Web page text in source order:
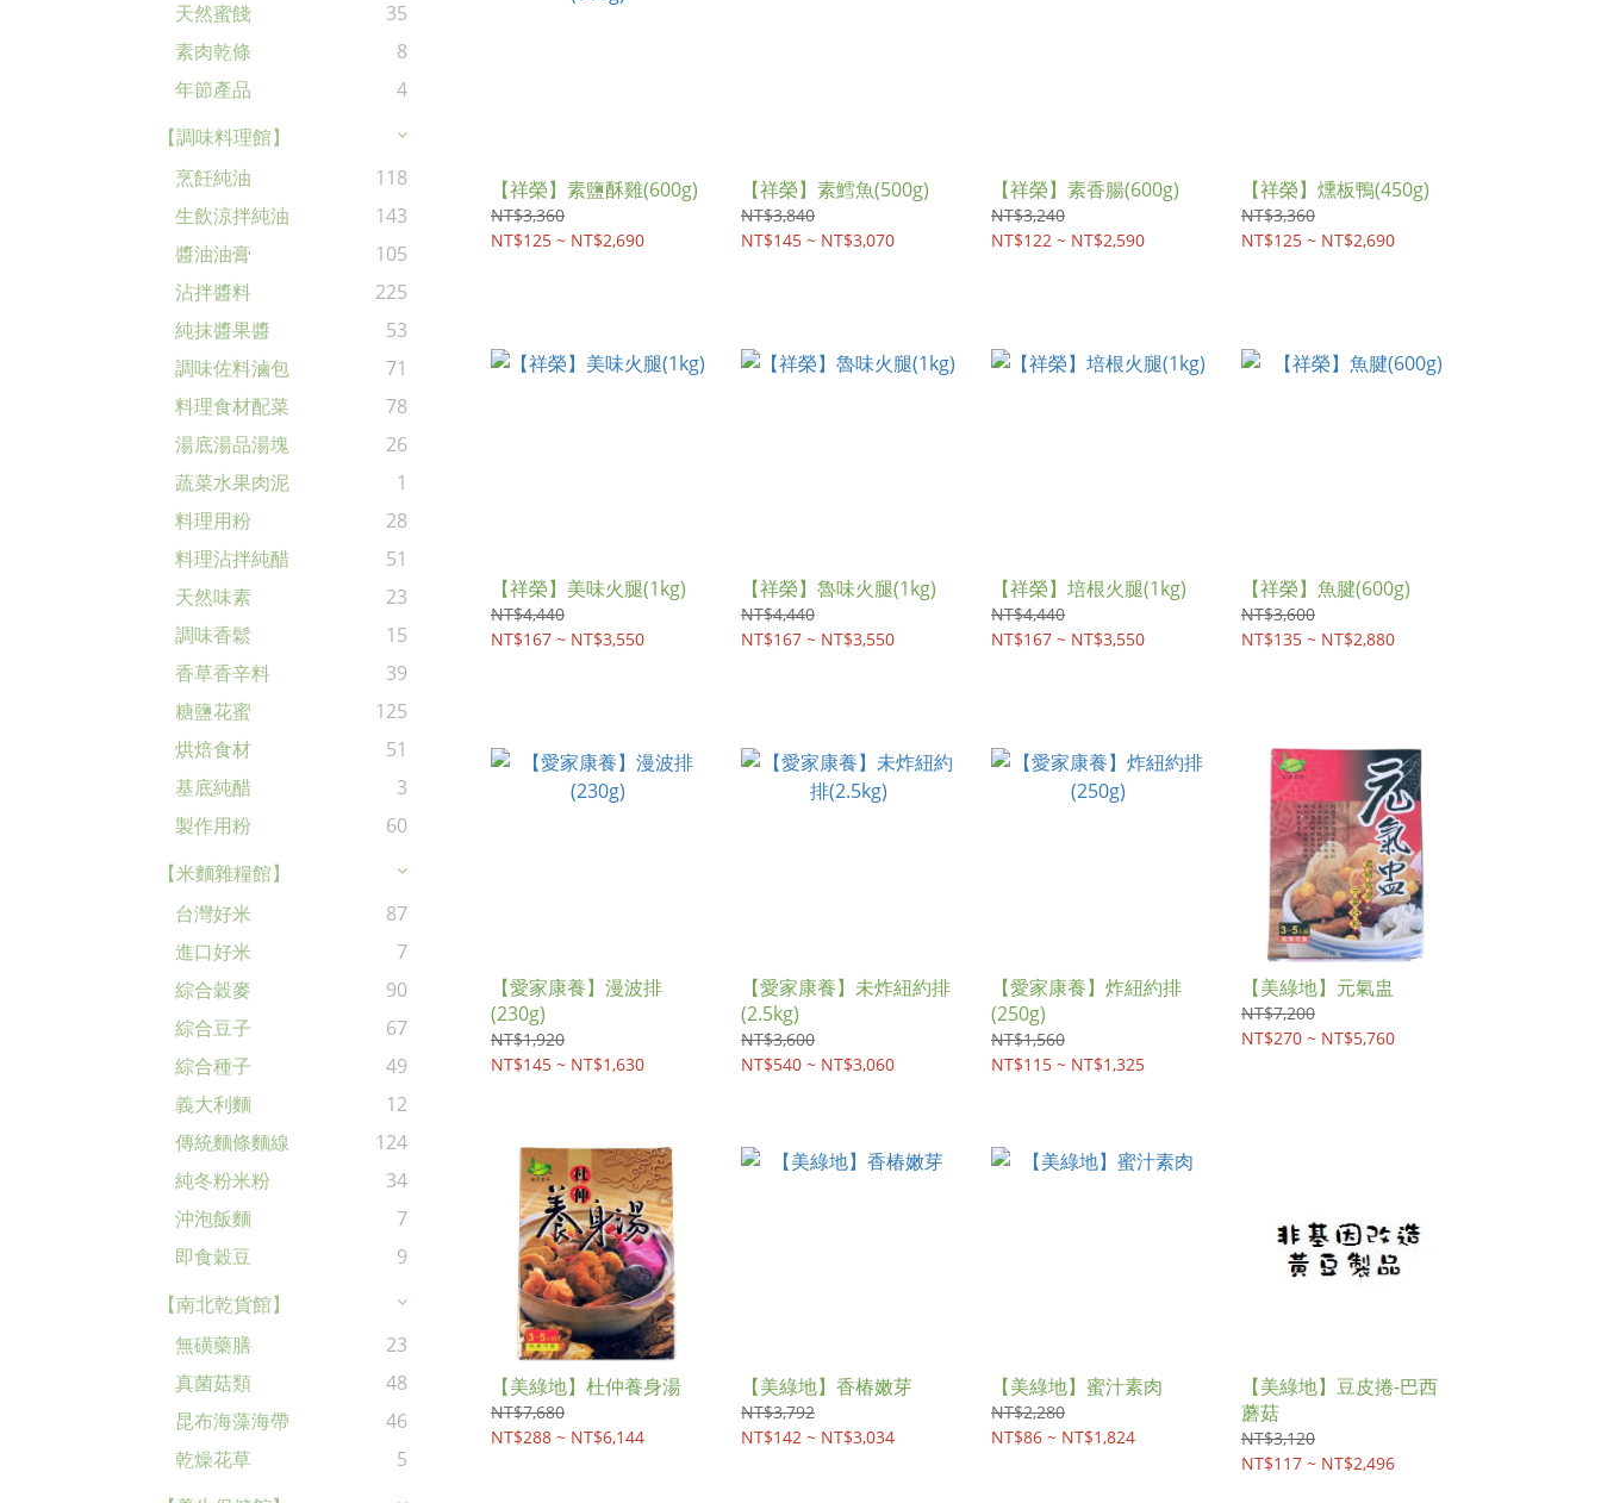
天然蜜餞
35
素肉乾條
8
年節產品
4
【調味料理館】
烹飪純油
118
生飲涼拌純油
143
醬油油膏
105
沾拌醬料
225
純抹醬果醬
53
調味佐料滷包
71
料理食材配菜
78
湯底湯品湯塊
26
蔬菜水果肉泥
1
料理用粉
28
料理沾拌純醋
51
天然味素
23
調味香鬆
15
香草香辛料
39
糖鹽花蜜
125
烘焙食材
51
基底純醋
3
製作用粉
60
【米麵雜糧館】
台灣好米
87
進口好米
7
綜合穀麥
90
綜合豆子
67
綜合種子
49
義大利麵
12
傳統麵條麵線
124
純冬粉米粉
34
沖泡飯麵
7
即食穀豆
9
【南北乾貨館】
無磺藥膳
23
真菌菇類
48
昆布海藻海帶
46
乾燥花草
5
【祥榮】素鹽酥雞(600g)
NT$3,360
NT$125 ~ NT$2,690
【祥榮】素鱈魚(500g)
NT$3,840
NT$145 ~ NT$3,070
【祥榮】素香腸(600g)
NT$3,240
NT$122 ~ NT$2,590
【祥榮】燻板鴨(450g)
NT$3,360
NT$125 ~ NT$2,690
【祥榮】美味火腿(1kg)
NT$4,440
NT$167 ~ NT$3,550
【祥榮】魯味火腿(1kg)
NT$4,440
NT$167 ~ NT$3,550
【祥榮】培根火腿(1kg)
NT$4,440
NT$167 ~ NT$3,550
【祥榮】魚腱(600g)
NT$3,600
NT$135 ~ NT$2,880
【愛家康養】漫波排
(230g)
NT$1,920
NT$145 ~ NT$1,630
【愛家康養】未炸紐約排
(2.5kg)
NT$3,600
NT$540 ~ NT$3,060
【愛家康養】炸紐約排
(250g)
NT$1,560
NT$115 ~ NT$1,325
【美綠地】元氣盅
NT$7,200
NT$270 ~ NT$5,760
【美綠地】杜仲養身湯
NT$7,680
NT$288 ~ NT$6,144
【美綠地】香椿嫩芽
NT$3,792
NT$142 ~ NT$3,034
【美綠地】蜜汁素肉
NT$2,280
NT$86 ~ NT$1,824
【美綠地】豆皮捲-巴西
蘑菇
NT$3,120
NT$117 ~ NT$2,496